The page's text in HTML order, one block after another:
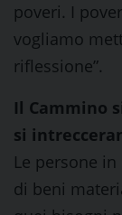
poveri. I
vogliamo
riflessione”.
Il Cammino
si
Le persone
di beni